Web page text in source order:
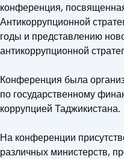
конференция,
Антикоррупционной
годы и представлению
антикоррупционной
Конференция была
по государственному
коррупцией Таджикистана.
На конференции
различных министерств,